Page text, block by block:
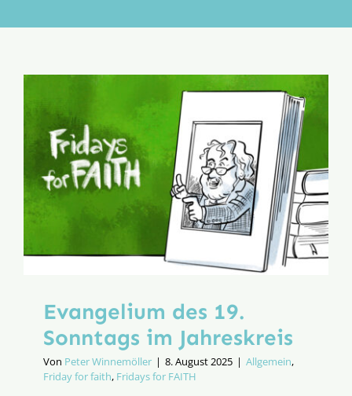
Aktion
Evangelium des 19.
Sonntags im Jahreskreis
Von Peter Winnemöller | 8. August 2025 | Allgemein,
Friday for faith, Fridays for FAITH